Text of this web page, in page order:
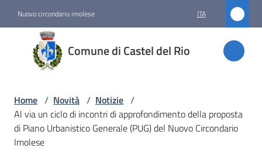
Nuovo circondario imolese ITA
Comune di Castel del Rio
Comune
di
Castel
Amministrazione
Home / Novità / Notizie /
Al via un ciclo di incontri di approfondimento della proposta
di Piano Urbanistico Generale (PUG) del Nuovo Circondario
Imolese